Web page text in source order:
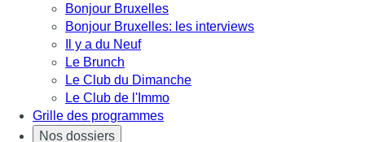
Bonjour Bruxelles
Bonjour Bruxelles: les interviews
Il y a du Neuf
Le Brunch
Le Club du Dimanche
Le Club de l'Immo
Grille des programmes
Nos dossiers